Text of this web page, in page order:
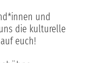
und
die kulturelle
euch!